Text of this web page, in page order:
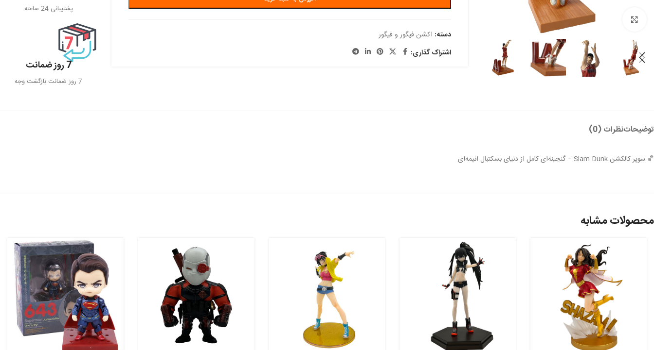
بزرگنمایی تصویر
دسته: اکشن فیگور و فیگور
اشتراک گذاری:
پشتیبانی 24 ساعته
7 روز ضمانت
7 روز ضمانت بازگشت وجه
توضیحاتنظرات (0)
🏀 سوپر کالکشن Slam Dunk – گنجینه‌ای کامل از دنیای بسکتبال انیمه‌ای
محصولات مشابه